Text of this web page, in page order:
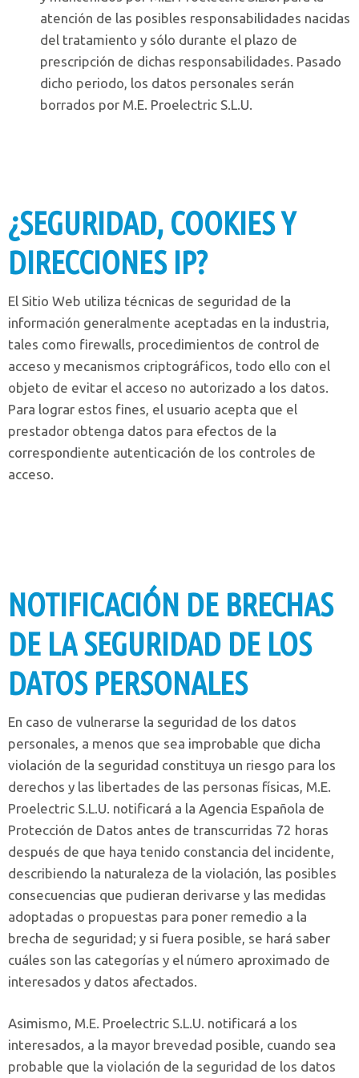
atención de las posibles responsabilidades nacidas
del tratamiento y sólo durante el plazo de
prescripción de dichas responsabilidades. Pasado
dicho periodo, los datos personales serán
borrados por M.E. Proelectric S.L.U.
¿SEGURIDAD, COOKIES Y
DIRECCIONES IP?
El Sitio Web utiliza técnicas de seguridad de la
información generalmente aceptadas en la industria,
tales como firewalls, procedimientos de control de
acceso y mecanismos criptográficos, todo ello con el
objeto de evitar el acceso no autorizado a los datos.
Para lograr estos fines, el usuario acepta que el
prestador obtenga datos para efectos de la
correspondiente autenticación de los controles de
acceso.
NOTIFICACIÓN DE BRECHAS
DE LA SEGURIDAD DE LOS
DATOS PERSONALES
En caso de vulnerarse la seguridad de los datos
personales, a menos que sea improbable que dicha
violación de la seguridad constituya un riesgo para los
derechos y las libertades de las personas físicas, M.E.
Proelectric S.L.U. notificará a la Agencia Española de
Protección de Datos antes de transcurridas 72 horas
después de que haya tenido constancia del incidente,
describiendo la naturaleza de la violación, las posibles
consecuencias que pudieran derivarse y las medidas
adoptadas o propuestas para poner remedio a la
brecha de seguridad; y si fuera posible, se hará saber
cuáles son las categorías y el número aproximado de
interesados y datos afectados.
Asimismo, M.E. Proelectric S.L.U. notificará a los
interesados, a la mayor brevedad posible, cuando sea
probable que la violación de la seguridad de los datos